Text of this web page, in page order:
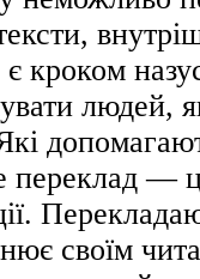
кроком
людей,
переклад —
своїм